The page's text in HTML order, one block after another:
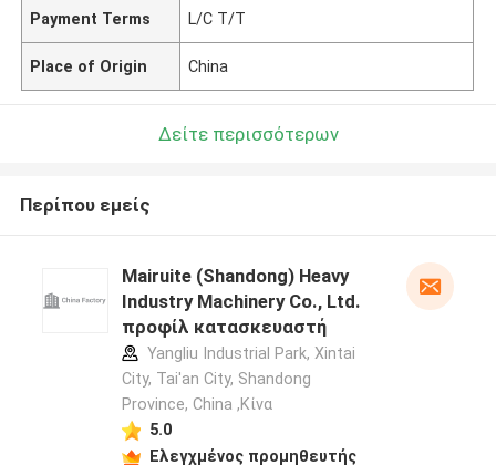
Payment Terms L/C T/T
Place of Origin China
Δείτε περισσότερων
Περίπου εμείς
Mairuite (Shandong) Heavy
Industry Machinery Co., Ltd.
προφίλ κατασκευαστή
Yangliu Industrial Park, Xintai
City, Tai'an City, Shandong
Province, China ,Κίνα
5.0
Ελεγχμένος προμηθευτής